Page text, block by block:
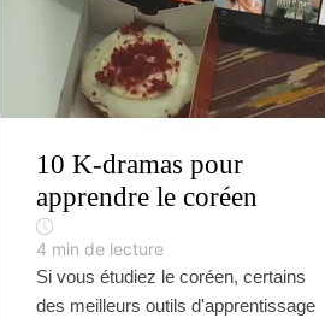
10 K-dramas pour
apprendre le coréen
4 min de lecture
Si vous étudiez le coréen, certains
des meilleurs outils d'apprentissage